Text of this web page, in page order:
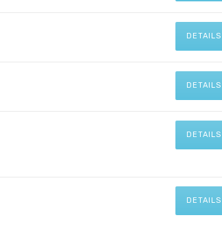
DETAILS
DETAILS
DETAILS
DETAILS